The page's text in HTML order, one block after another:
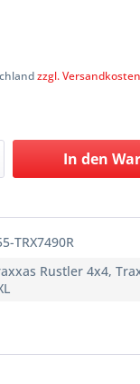
zzgl. Versandkosten
In den
TRX7490R
Rustler 4x4,